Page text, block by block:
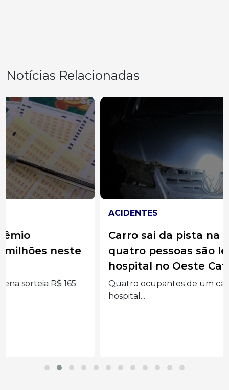
Notícias Relacionadas
Carro sai da pista na BR-282 e
quatro pessoas são levadas ao
hospital no Oeste Catarinense
Quatro ocupantes de um carro foram levados ao